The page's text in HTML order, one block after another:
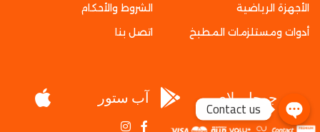
الأجهزة الرياضية
أدوات ومستلزمات المطبخ
الشروط والأحكام
اتصل بنا
جوجل بلاي آب ستور
Contact us